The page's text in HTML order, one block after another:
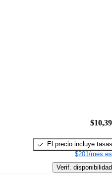
El precio incluye tasas
$201/mes
Verif. disponibilidad